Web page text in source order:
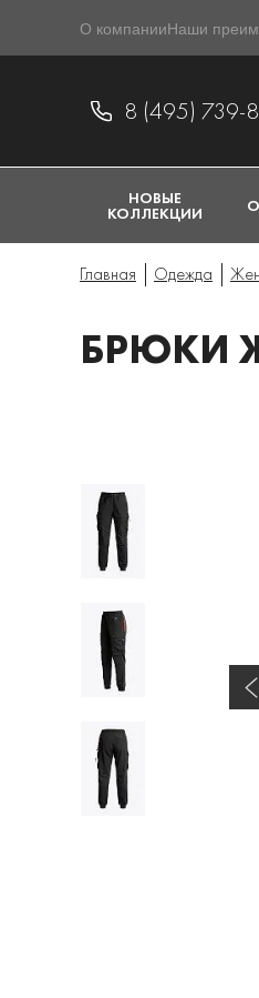
О компанииНаши
8 (495) 739-
НОВЫЕ
КОЛЛЕКЦИИ
Главная Одежда
БРЮКИ